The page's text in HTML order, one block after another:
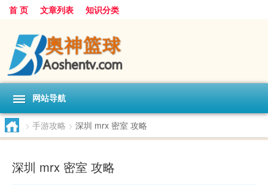
首 页 文章列表 知识分类
网站导航
> 手游攻略 > 深圳 mrx 密室 攻略
深圳 mrx 密室 攻略